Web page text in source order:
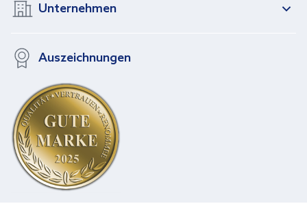
Unternehmen
Auszeichnungen